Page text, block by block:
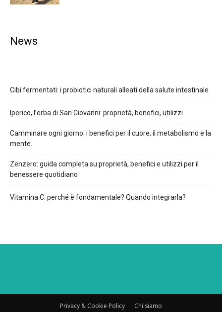
News
Cibi fermentati: i probiotici naturali alleati della salute intestinale
Iperico, l’erba di San Giovanni: proprietà, benefici, utilizzi
Camminare ogni giorno: i benefici per il cuore, il metabolismo e la
mente.
Zenzero: guida completa su proprietà, benefici e utilizzi per il
benessere quotidiano
Vitamina C: perché è fondamentale? Quando integrarla?
Privacy & Cookie Policy Chi siamo